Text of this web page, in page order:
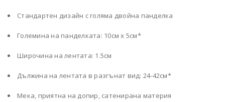
Стандартен дизайн с голяма двойна панделка
Големина на панделката: 10см х 5см*
Широчина на лентата: 1.5см
Дължина на лентата в разгънат вид: 24-42см*
Мека, приятна на допир, сатенирана материя